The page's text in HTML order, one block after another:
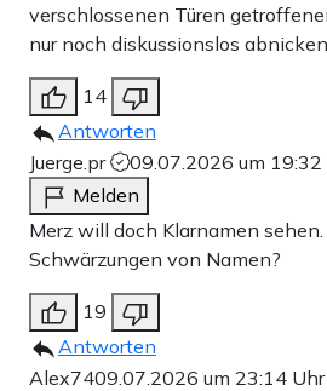
verschlossenen Türen
nur noch diskussionslos abnicken
14
Antworten
Juerge.pr
09.07.2026 um 19:32
Melden
Merz will doch Klarnamen
Schwärzungen von Namen?
19
Antworten
Alex7409.07.2026 um 23:14 Uhr